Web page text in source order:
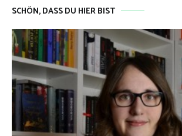
SCHÖN, DASS DU HIER BIST